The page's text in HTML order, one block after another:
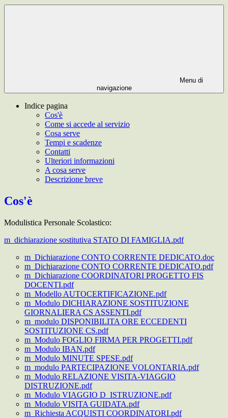
Menu di
navigazione
Indice pagina
Cos'è
Come si accede al servizio
Cosa serve
Tempi e scadenze
Contatti
Ulteriori informazioni
A cosa serve
Descrizione breve
Cos'è
Modulistica Personale Scolastico:
m_dichiarazione sostitutiva STATO DI FAMIGLIA.pdf
m_Dichiarazione CONTO CORRENTE DEDICATO.doc
m_Dichiarazione CONTO CORRENTE DEDICATO.pdf
m_Dichiarazione COORDINATORI PROGETTO FIS
DOCENTI.pdf
m_Modello AUTOCERTIFICAZIONE.pdf
m_Modulo DICHIARAZIONE SOSTITUZIONE
GIORNALIERA CS ASSENTI.pdf
m_modulo DISPONIBILITA ORE ECCEDENTI
SOSTITUZIONE CS.pdf
m_Modulo FOGLIO FIRMA PER PROGETTI.pdf
m_Modulo IBAN.pdf
m_Modulo MINUTE SPESE.pdf
m_modulo PARTECIPAZIONE VOLONTARIA.pdf
m_Modulo RELAZIONE VISITA-VIAGGIO
DISTRUZIONE.pdf
m_Modulo VIAGGIO D_ISTRUZIONE.pdf
m_Modulo VISITA GUIDATA.pdf
m_Richiesta ACQUISTI COORDINATORI.pdf